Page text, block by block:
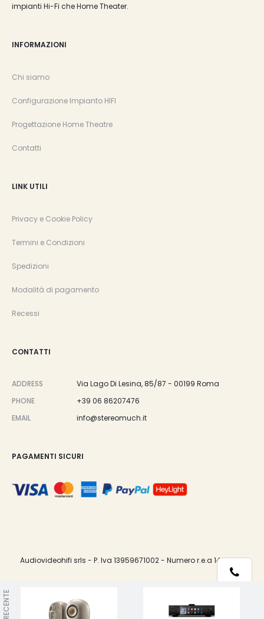
impianti Hi-Fi che Home Theater.
INFORMAZIONI
Chi siamo
Configurazione Impianto HIFI
Progettazione Home Theatre
Contatti
LINK UTILI
Privacy e Cookie Policy
Termini e Condizioni
Spedizioni
Modalità di pagamento
Recessi
CONTATTI
ADDRESS
Via Lago Di Lesina, 85/87 - 00199 Roma
PHONE
+39 06 86207476
EMAIL
info@stereomuch.it
PAGAMENTI SICURI
Audiovideohifi srls - P. Iva 13959671002 - Numero r.e.a 1487033.
Le tue preferenze relative alla privacy